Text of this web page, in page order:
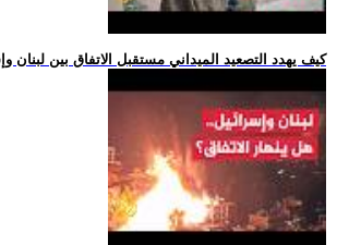
.. كيف يهدد التصعيد الميداني مستقبل الاتفاق بين لبنان